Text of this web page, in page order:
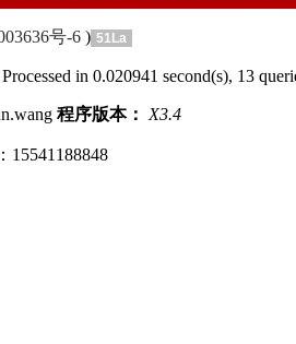
号-6 ) 51La
Processed in 0.020941 second(s), 13
程序版本： X3.4
15541188848